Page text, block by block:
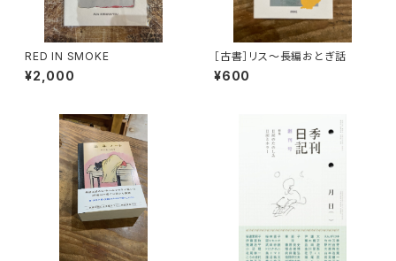
RED IN SMOKE
¥2,000
［古書］リス〜長編おとぎ話
¥600